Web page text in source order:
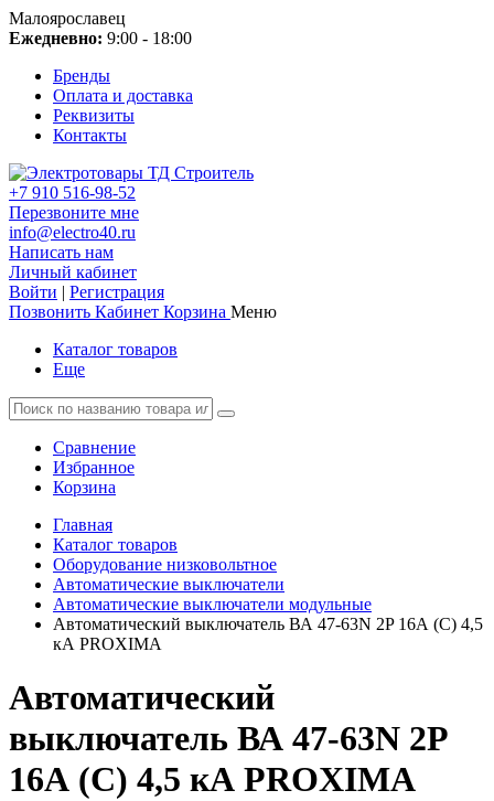
Малоярославец
Ежедневно: 9:00 - 18:00
Бренды
Оплата и доставка
Реквизиты
Контакты
+7 910 516-98-52
Перезвоните мне
info@electro40.ru
Написать нам
Личный кабинет
Войти | Регистрация
Позвонить Кабинет Корзина Меню
Каталог товаров
Еще
Сравнение
Избранное
Корзина
Главная
Каталог товаров
Оборудование низковольтное
Автоматические выключатели
Автоматические выключатели модульные
Автоматический выключатель ВА 47-63N 2P 16А (C) 4,5
кА PROXIMA
Автоматический
выключатель ВА 47-63N 2P
16А (C) 4,5 кА PROXIMA